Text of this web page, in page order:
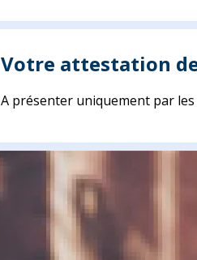
Votre attestation
A présenter uniquement par